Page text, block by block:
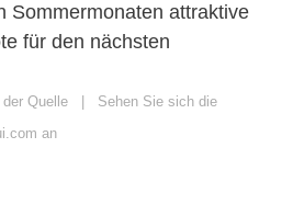
Sommermonaten attraktive
für den nächsten
Quelle
Sehen Sie sich die
an